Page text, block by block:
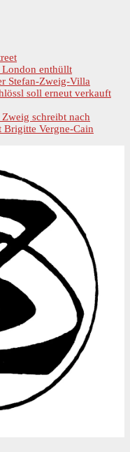
London enthüllt
Stefan-Zweig-Villa
soll erneut verkauft
schreibt nach
Brigitte Vergne-Cain